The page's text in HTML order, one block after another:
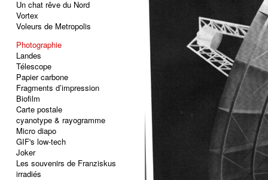
Un chat rêve du Nord
Vortex
Voleurs de Metropolis
Photographie
Landes
Télescope
Papier carbone
Fragments d’impression
Biofilm
Carte postale
cyanotype & rayogramme
Micro diapo
GIF's low-tech
Joker
Les souvenirs de Franziskus
irradiés